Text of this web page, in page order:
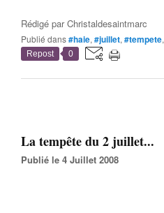
Rédigé parChristaldesaintmarc
Publié dans#haie, #juillet, #tempete,
Repost 0
La tempête du 2 juillet...
Publié le 4 Juillet 2008